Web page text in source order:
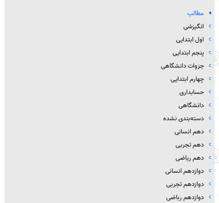
مطالب
انگیزشی
اول ابتدایی
پنجم ابتدایی
جزوات دانشگاهی
چهارم ابتدایی
حسابداری
دانشگاهی
دسته‌بندی نشده
دهم انسانی
دهم تجربی
دهم ریاضی
دوازدهم انسانی
دوازدهم تجربی
دوازدهم رباضی